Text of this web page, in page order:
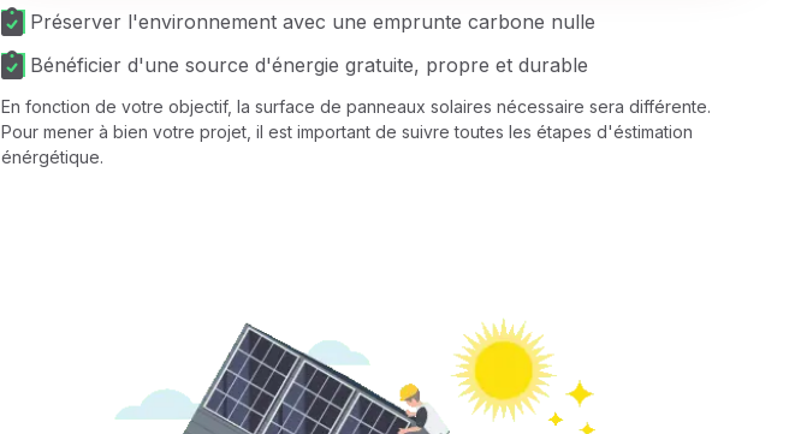
Préserver l'environnement avec une emprunte carbone nulle
Bénéficier d'une source d'énergie gratuite, propre et durable
En fonction de votre objectif, la surface de panneaux solaires nécessaire sera différente.
Pour mener à bien votre projet, il est important de suivre toutes les étapes d'éstimation
énérgétique.